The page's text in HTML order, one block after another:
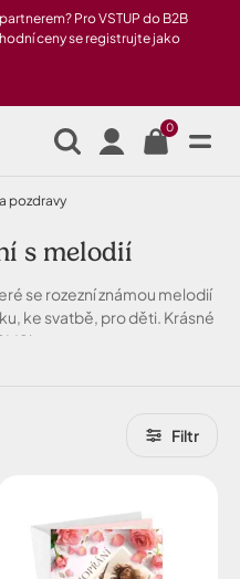
Pro VSTUP do B2B
ceny se registrujte jako
0
a pozdravy
s melodií
se rozezní známou melodií
ke svatbě, pro děti. Krásné
Filtr